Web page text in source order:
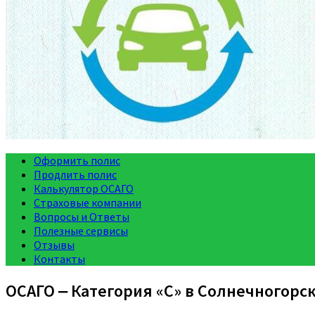
Оформить полис
Продлить полис
Калькулятор ОСАГО
Страховые компании
Вопросы и Ответы
Полезные сервисы
Отзывы
Контакты
ОСАГО ‒ Категория «C» в